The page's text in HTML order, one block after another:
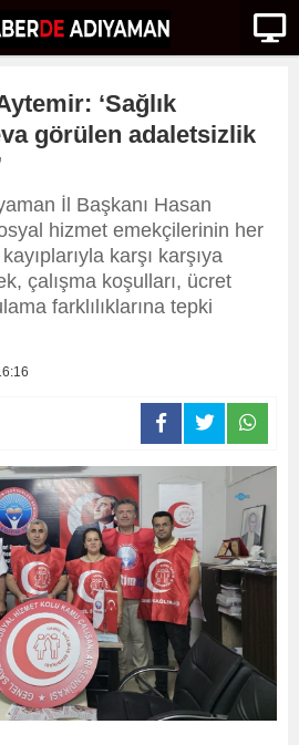
‘Sağlık
görülen adaletsizlik
İl Başkanı Hasan
hizmet emekçilerinin her
karşı karşıya
çalışma koşulları, ücret
farklılıklarına tepki